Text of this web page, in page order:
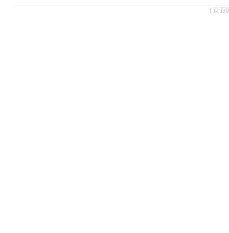
[ 页面